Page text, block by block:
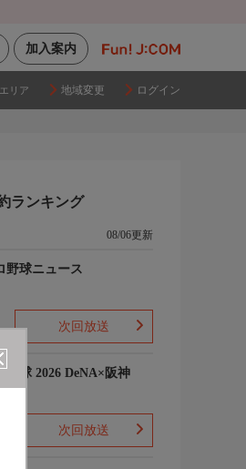
加入案内
リア 地域変更 ログイン
ランキング
08/06更新
野球ニュース
次回放送
野球 2026 DeNA×阪神
次回放送